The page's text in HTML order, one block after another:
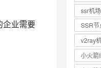
企业需要